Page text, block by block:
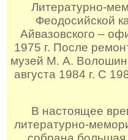
Литературно-
Феодосийской
Айвазовского –
1975 г. После
музей М. А.
августа 1984 г. С
В настоящее
литературно-